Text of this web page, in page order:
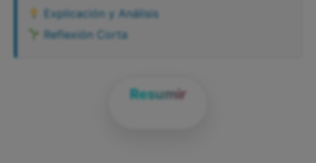
Explicación y Análisis
Reflexión Corta
Resumir